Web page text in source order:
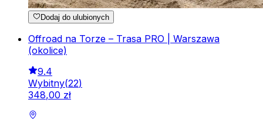
Dodaj do ulubionych
Offroad na Torze – Trasa PRO | Warszawa
(okolice)
9.4
Wybitny(22)
348,00 zł